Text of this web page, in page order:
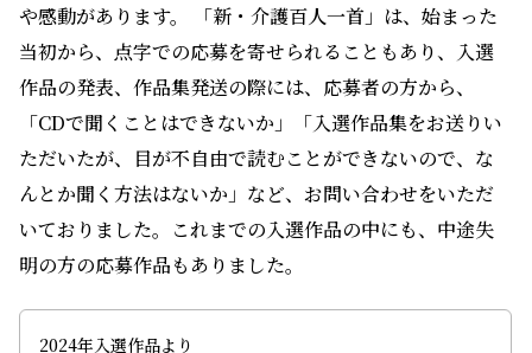
や感動があります。 「新・介護百人一首」は、始まった
当初から、点字での応募を寄せられることもあり、入選
作品の発表、作品集発送の際には、応募者の方から、
「CDで聞くことはできないか」「入選作品集をお送りい
ただいたが、目が不自由で読むことができないので、な
んとか聞く方法はないか」など、お問い合わせをいただ
いておりました。これまでの入選作品の中にも、中途失
明の方の応募作品もありました。
2024年入選作品より